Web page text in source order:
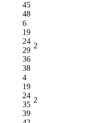
45
48
6
19
24
29
36
38
2
4
19
24
35
39
2